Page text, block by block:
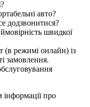
?
авто?
додзвонитися?
швидкої
(в режимі онлайн) із
замовлення.
про